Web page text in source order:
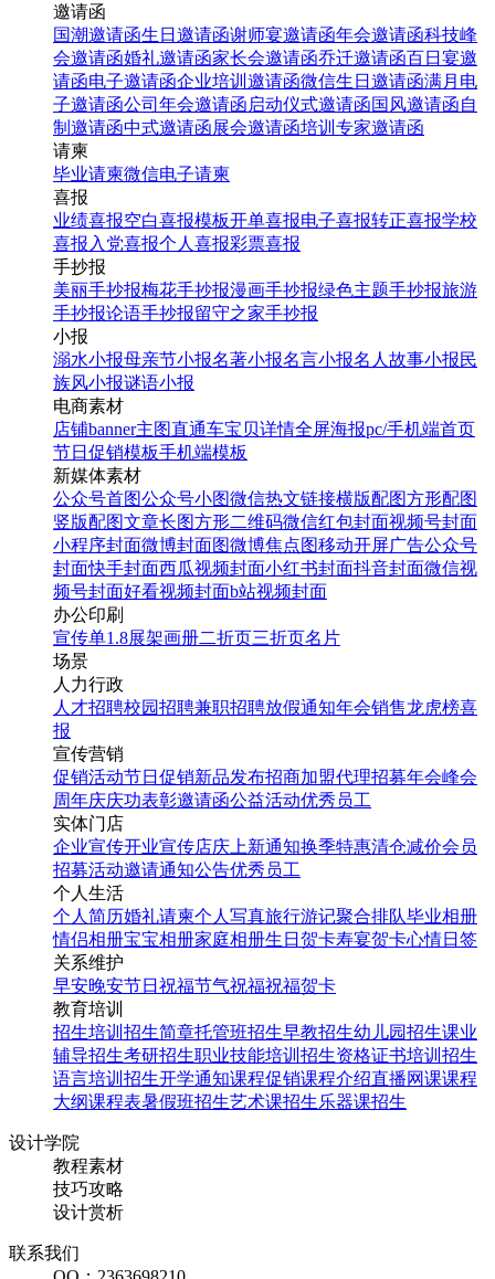
邀请函
国潮邀请函生日邀请函谢师宴邀请函年会邀请函科技峰
会邀请函婚礼邀请函家长会邀请函乔迁邀请函百日宴邀
请函电子邀请函企业培训邀请函微信生日邀请函满月电
子邀请函公司年会邀请函 启动仪式邀请函国风邀请函自
制邀请函中式邀请函展会邀请函培训专家邀请函
请柬
毕业请柬微信电子请柬
喜报
业绩喜报空白喜报模板开单喜报电子喜报转正喜报学校
喜报 入党喜报个人喜报彩票喜报
手抄报
美丽手抄报梅花手抄报漫画手抄报绿色主题手抄报旅游
手抄报论语手抄报留守之家手抄报
小报
溺水小报母亲节小报名著小报名言小报名人故事小报民
族风小报谜语小报
电商素材
店铺banner主图直通车宝贝详情全屏海报pc/手机端首页
节日促销模板手机端模板
新媒体素材
公众号首图公众号小图微信热文链接横版配图方形配图
竖版配图文章长图方形二维码微信红包封面视频号封面
小程序封面微博封面图微博焦点图移动开屏广告公众号
封面快手封面西瓜视频封面小红书封面抖音封面微信视
频号封面好看视频封面b站视频封面
办公印刷
宣传单1.8展架画册二折页三折页名片
场景
人力行政
人才招聘校园招聘兼职招聘放假通知年会销售龙虎榜喜
报
宣传营销
促销活动节日促销新品发布招商加盟代理招募年会峰会
周年庆庆功表彰邀请函公益活动优秀员工
实体门店
企业宣传开业宣传店庆 上新通知换季特惠清仓减价会员
招募活动邀请通知公告优秀员工
个人生活
个人简历婚礼请柬个人写真旅行游记聚合排队毕业相册
情侣相册宝宝相册家庭相册生日贺卡寿宴贺卡心情日签
关系维护
早安晚安节日祝福节气祝福祝福贺卡
教育培训
招生培训 招生简章托管班招生早教招生幼儿园招生课业
辅导招生考研招生职业技能培训招生资格证书培训招生
语言培训招生开学通知课程促销课程介绍直播网课课程
大纲课程表暑假班招生艺术课招生乐器课招生
设计学院
教程素材
技巧攻略
设计赏析
联系我们